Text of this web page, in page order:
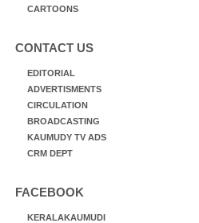
CARTOONS
CONTACT US
EDITORIAL
ADVERTISMENTS
CIRCULATION
BROADCASTING
KAUMUDY TV ADS
CRM DEPT
FACEBOOK
KERALAKAUMUDI